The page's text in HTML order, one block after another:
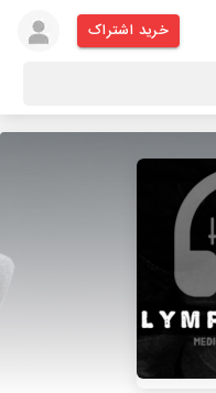
خرید اشتراک